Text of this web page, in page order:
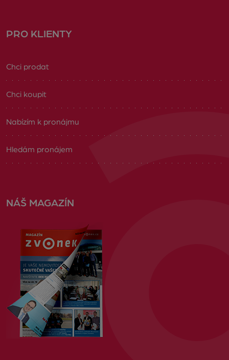
PRO KLIENTY
Chci prodat
Chci koupit
Nabízím k pronájmu
Hledám pronájem
NÁŠ MAGAZÍN